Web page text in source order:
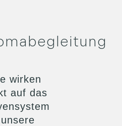
wirken
auf das